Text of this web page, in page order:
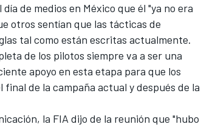
de medios en México que él "ya no era
otros sentían que las tácticas de
tal como están escritas actualmente.
de los pilotos siempre va a ser una
apoyo en esta etapa para que los
de la campaña actual y después de la
la FIA dijo de la reunión que "hubo